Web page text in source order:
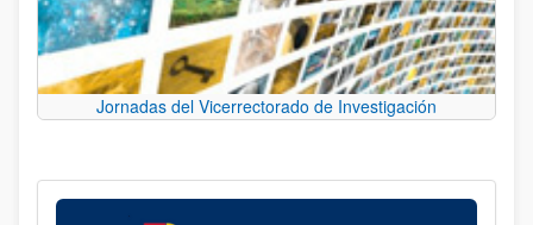
Jornadas del Vicerrectorado de Investigación